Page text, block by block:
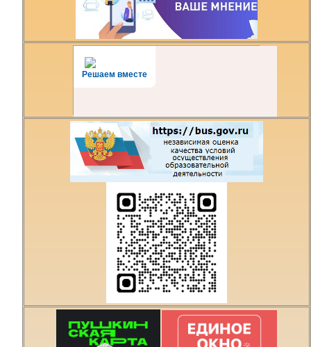
Решаем вместе
Есть предложения по
организации учебного
процесса или знаете,
как сделать техникум
лучше?